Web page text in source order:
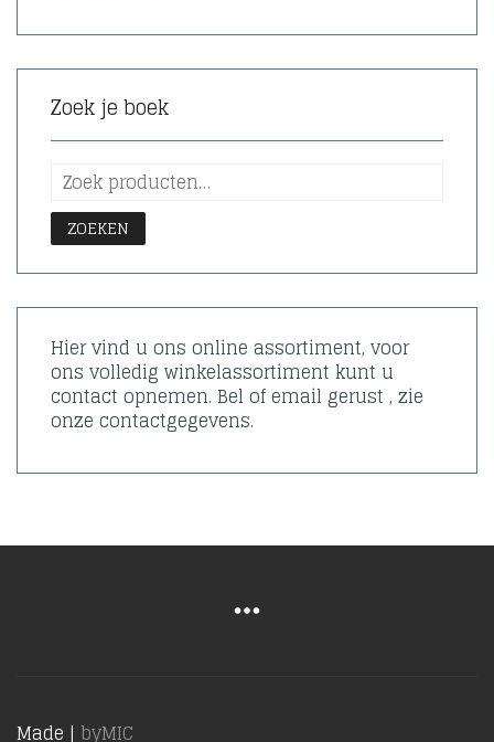
Zoek je boek
ZOEKEN
Hier vind u ons online assortiment, voor
ons volledig winkelassortiment kunt u
contact opnemen. Bel of email gerust , zie
onze contactgegevens.
Made | byMIC